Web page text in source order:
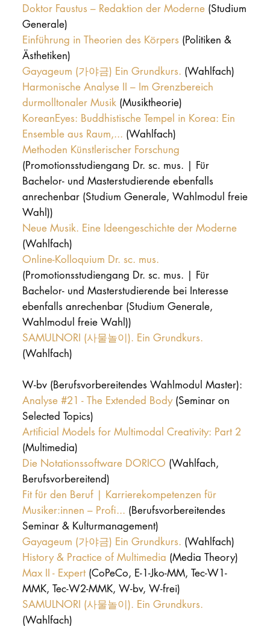
Doktor Faustus – Redaktion der Moderne (Studium
Generale)
Einführung in Theorien des Körpers (Politiken &
Ästhetiken)
Gayageum (가야금) Ein Grundkurs. (Wahlfach)
Harmonische Analyse II – Im Grenzbereich
durmolltonaler Musik (Musiktheorie)
KoreanEyes: Buddhistische Tempel in Korea: Ein
Ensemble aus Raum,... (Wahlfach)
Methoden Künstlerischer Forschung
(Promotionsstudiengang Dr. sc. mus. | Für
Bachelor- und Masterstudierende ebenfalls
anrechenbar (Studium Generale, Wahlmodul freie
Wahl))
Neue Musik. Eine Ideengeschichte der Moderne
(Wahlfach)
Online-Kolloquium Dr. sc. mus.
(Promotionsstudiengang Dr. sc. mus. | Für
Bachelor- und Masterstudierende bei Interesse
ebenfalls anrechenbar (Studium Generale,
Wahlmodul freie Wahl))
SAMULNORI (사물놀이). Ein Grundkurs.
(Wahlfach)
W-bv (Berufsvorbereitendes Wahlmodul Master):
Analyse #21 - The Extended Body (Seminar on
Selected Topics)
Artificial Models for Multimodal Creativity: Part 2
(Multimedia)
Die Notationssoftware DORICO (Wahlfach,
Berufsvorbereitend)
Fit für den Beruf | Karrierekompetenzen für
Musiker:innen – Profi... (Berufsvorbereitendes
Seminar & Kulturmanagement)
Gayageum (가야금) Ein Grundkurs. (Wahlfach)
History & Practice of Multimedia (Media Theory)
Max II - Expert (CoPeCo, E-1-Jko-MM, Tec-W1-
MMK, Tec-W2-MMK, W-bv, W-frei)
SAMULNORI (사물놀이). Ein Grundkurs.
(Wahlfach)